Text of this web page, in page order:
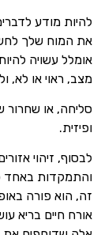
להיות מודע
את המוח שלך
אומלל עשויה
מצב, ראוי או לא,
סליחה, או שחרור
ופיזית.
לבסוף, זיהוי
והתמקדות באחד
זה, הוא פורה
אורח חיים בריא